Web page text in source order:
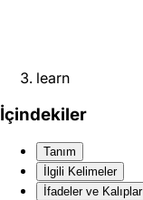
learn
İçindekiler
Tanım
İlgili Kelimeler
İfadeler ve Kalıplar